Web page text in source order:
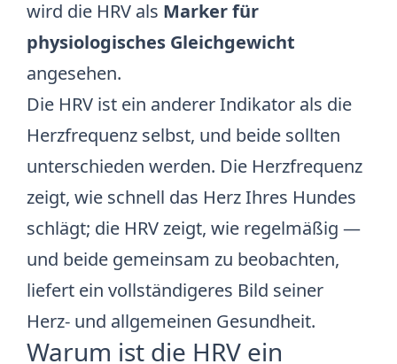
wird die HRV als Marker für
physiologisches Gleichgewicht
angesehen.
Die HRV ist ein anderer Indikator als die
Herzfrequenz selbst, und beide sollten
unterschieden werden. Die Herzfrequenz
zeigt, wie schnell das Herz Ihres Hundes
schlägt; die HRV zeigt, wie regelmäßig —
und beide gemeinsam zu beobachten,
liefert ein vollständigeres Bild seiner
Herz- und allgemeinen Gesundheit.
Warum ist die HRV ein